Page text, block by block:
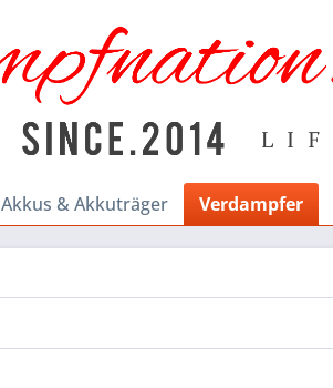
Akkus & Akkuträger Verdampfer